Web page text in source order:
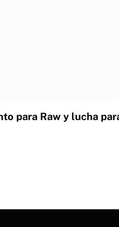
para Raw y lucha